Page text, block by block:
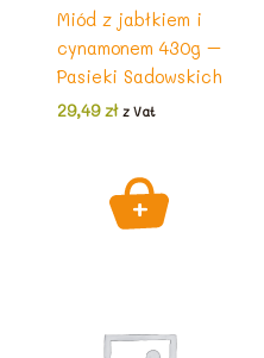
Miód z jabłkiem i
cynamonem 430g –
Pasieki Sadowskich
29,49zł z Vat